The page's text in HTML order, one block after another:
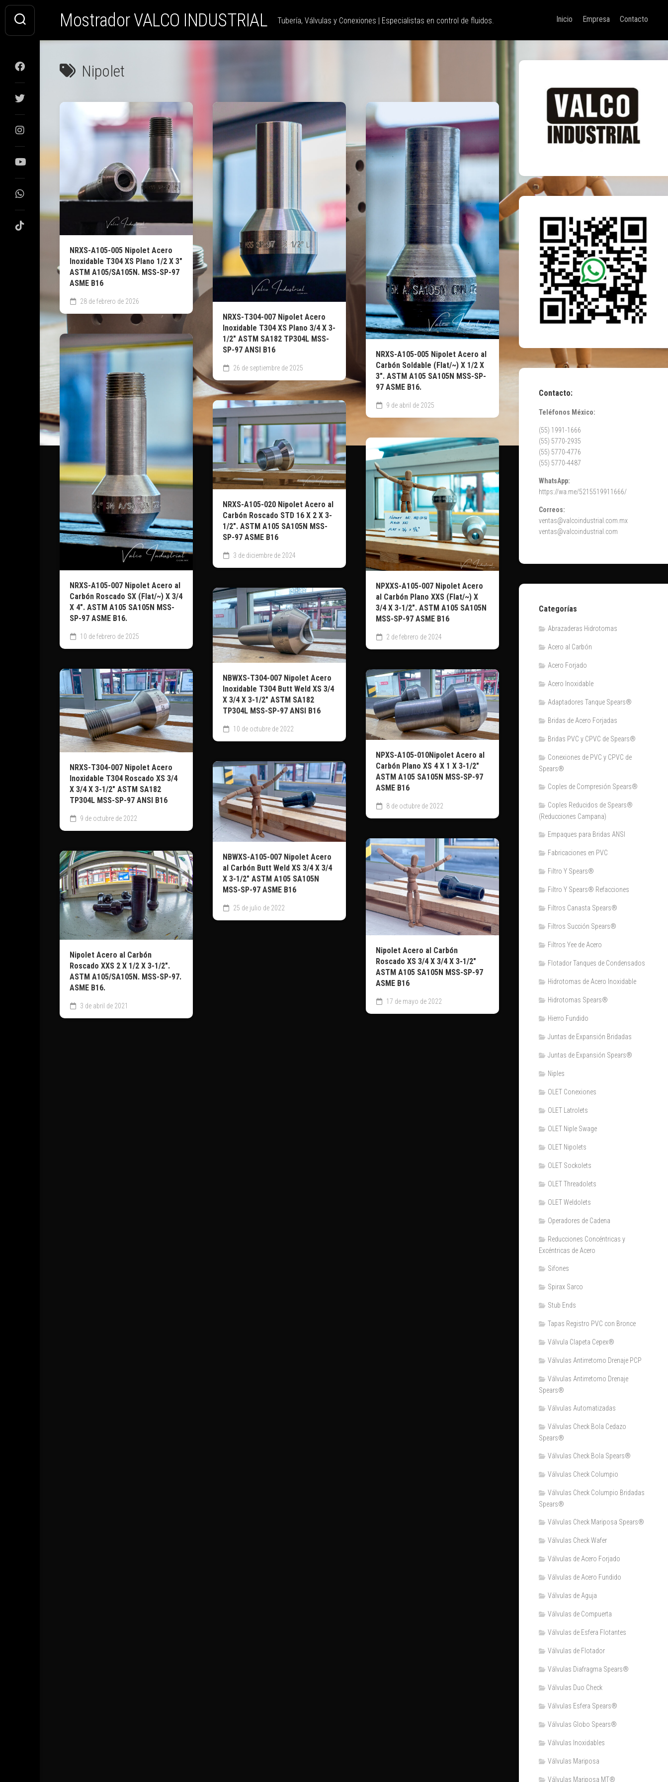
Saltar
contenido
Mostrador VALCO INDUSTRIAL Tubería, Válvulas y Conexiones | Especialistas en control de fluidos. Inicio Empresa Contacto
Nipolet
NRXS-A105-005 Nipolet Acero
Inoxidable T304 XS Plano 1/2 X 3″
ASTM A105/SA105N. MSS-SP-97
ASME B16
28 de febrero de 2026
NRXS-T304-007 Nipolet Acero
Inoxidable T304 XS Plano 3/4 X 3-
1/2″ ASTM SA182 TP304L MSS-
SP-97 ANSI B16
26 de septiembre de 2025
NRXS-A105-005 Nipolet Acero al
Carbón Soldable (Flat/~) X 1/2 X
3″. ASTM A105 SA105N MSS-SP-
97 ASME B16.
9 de abril de 2025
NRXS-A105-007 Nipolet Acero al
Carbón Roscado SX (Flat/~) X 3/4
X 4″. ASTM A105 SA105N MSS-
SP-97 ASME B16.
10 de febrero de 2025
NRXS-A105-020 Nipolet Acero al
Carbón Roscado STD 16 X 2 X 3-
1/2″. ASTM A105 SA105N MSS-
SP-97 ASME B16
3 de diciembre de 2024
NPXXS-A105-007 Nipolet Acero
al Carbón Plano XXS (Flat/~) X
3/4 X 3-1/2″. ASTM A105 SA105N
MSS-SP-97 ASME B16
2 de febrero de 2024
NBWXS-T304-007 Nipolet Acero
Inoxidable T304 Butt Weld XS 3/4
X 3/4 X 3-1/2″ ASTM SA182
TP304L MSS-SP-97 ANSI B16
10 de octubre de 2022
NRXS-T304-007 Nipolet Acero
Inoxidable T304 Roscado XS 3/4
X 3/4 X 3-1/2″ ASTM SA182
TP304L MSS-SP-97 ANSI B16
9 de octubre de 2022
NPXS-A105-010Nipolet Acero al
Carbón Plano XS 4 X 1 X 3-1/2″
ASTM A105 SA105N MSS-SP-97
ASME B16
8 de octubre de 2022
NBWXS-A105-007 Nipolet Acero
al Carbón Butt Weld XS 3/4 X 3/4
X 3-1/2″ ASTM A105 SA105N
MSS-SP-97 ASME B16
25 de julio de 2022
Nipolet Acero al Carbón
Roscado XS 3/4 X 3/4 X 3-1/2″
ASTM A105 SA105N MSS-SP-97
ASME B16
17 de mayo de 2022
Nipolet Acero al Carbón
Roscado XXS 2 X 1/2 X 3-1/2″.
ASTM A105/SA105N. MSS-SP-97.
ASME B16.
3 de abril de 2021
Contacto:
Teléfonos México:
(55) 1991-1666
(55) 5770-2935
(55) 5770-4776
(55) 5770-4487
WhatsApp:
https://wa.me/5215519911666/
Correos:
ventas@valcoindustrial.com.mx
ventas@valcoindustrial.com
Categorías
Abrazaderas Hidrotomas
Acero al Carbón
Acero Forjado
Acero Inoxidable
Adaptadores Tanque Spears®
Bridas de Acero Forjadas
Bridas PVC y CPVC de Spears®
Conexiones de PVC y CPVC de
Spears®
Coples de Compresión Spears®
Coples Reducidos de Spears®
(Reducciones Campana)
Empaques para Bridas ANSI
Fabricaciones en PVC
Filtro Y Spears®
Filtro Y Spears® Refacciones
Filtros Canasta Spears®
Filtros Succión Spears®
Filtros Yee de Acero
Flotador Tanques de Condensados
Hidrotomas de Acero Inoxidable
Hidrotomas Spears®
Hierro Fundido
Juntas de Expansión Bridadas
Juntas de Expansión Spears®
Niples
OLET Conexiones
OLET Latrolets
OLET Niple Swage
OLET Nipolets
OLET Sockolets
OLET Threadolets
OLET Weldolets
Operadores de Cadena
Reducciones Concéntricas y
Excéntricas de Acero
Sifones
Spirax Sarco
Stub Ends
Tapas Registro PVC con Bronce
Válvula Clapeta Cepex®
Válvulas Antirretorno Drenaje PCP
Válvulas Antirretorno Drenaje
Spears®
Válvulas Automatizadas
Válvulas Check Bola Cedazo
Spears®
Válvulas Check Bola Spears®
Válvulas Check Columpio
Válvulas Check Columpio Bridadas
Spears®
Válvulas Check Mariposa Spears®
Válvulas Check Wafer
Válvulas de Acero Forjado
Válvulas de Acero Fundido
Válvulas de Aguja
Válvulas de Compuerta
Válvulas de Esfera Flotantes
Válvulas de Flotador
Válvulas Diafragma Spears®️
Válvulas Duo Check
Válvulas Esfera Spears®
Válvulas Globo Spears®
Válvulas Inoxidables
Válvulas Mariposa
Válvulas Mariposa MT®